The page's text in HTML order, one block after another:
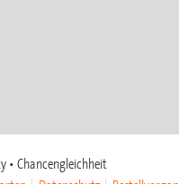
• Chancengleichheit